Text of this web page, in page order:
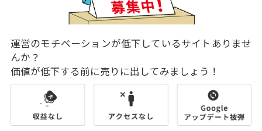
運営のモチベーションが低下しているサイトありませ
んか？
価値が低下する前に売りに出してみましょう！